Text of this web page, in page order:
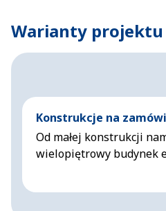
Warianty projektu
Konstrukcje na
Od małej konstrukcji
wielopiętrowy budynek